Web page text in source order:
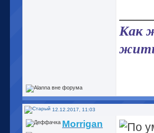
Как
12.12.2017, 11:03
Morrigan